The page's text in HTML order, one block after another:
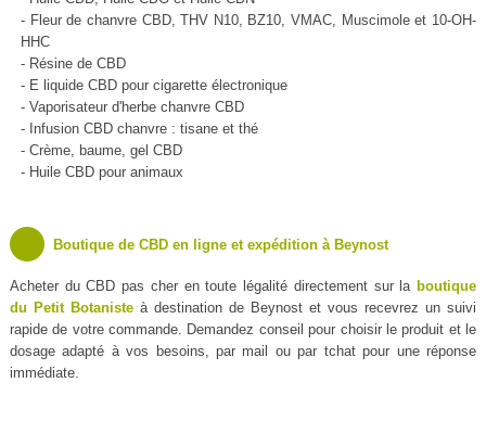
- Fleur de chanvre CBD, THV N10, BZ10, VMAC, Muscimole et 10-OH-
HHC
- Résine de CBD
- E liquide CBD pour cigarette électronique
- Vaporisateur d'herbe chanvre CBD
- Infusion CBD chanvre : tisane et thé
- Crème, baume, gel CBD
- Huile CBD pour animaux
Boutique de CBD en ligne et expédition à Beynost
Acheter du CBD pas cher en toute légalité directement sur la boutique
du Petit Botanisteà destination de Beynost et vous recevrez un suivi
rapide de votre commande. Demandez conseil pour choisir le produit et le
dosage adapté à vos besoins, par mail ou par tchat pour une réponse
immédiate.